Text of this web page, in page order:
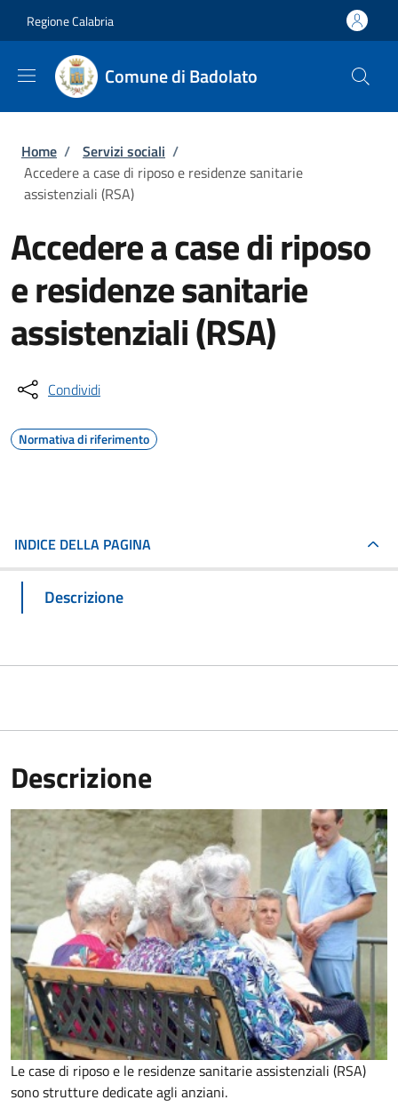
Regione Calabria
Comune di Badolato
Briciole di pane
Home / Servizi sociali /
Accedere a case di riposo e residenze sanitarie
assistenziali (RSA)
Accedere a case di riposo
e residenze sanitarie
assistenziali (RSA)
Condividi
Normativa di riferimento
INDICE DELLA PAGINA
Descrizione
Descrizione
Le case di riposo e le residenze sanitarie assistenziali (RSA)
sono strutture dedicate agli anziani.